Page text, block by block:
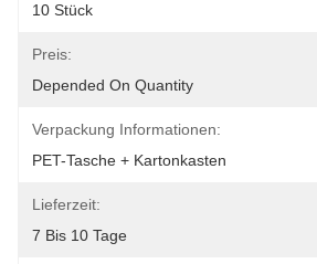
10 Stück
Preis:
Depended On Quantity
Verpackung Informationen:
PET-Tasche + Kartonkasten
Lieferzeit:
7 Bis 10 Tage